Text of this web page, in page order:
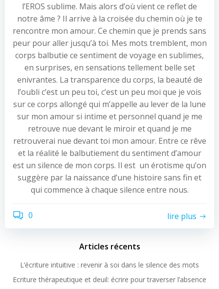
l’EROS sublime. Mais alors d’où vient ce reflet de
notre âme ? Il arrive à la croisée du chemin où je te
rencontre mon amour. Ce chemin que je prends sans
peur pour aller jusqu’à toi. Mes mots tremblent, mon
corps balbutie ce sentiment de voyage en sublimes,
en surprises, en sensations tellement belle set
enivrantes. La transparence du corps, la beauté de
l’oubli c’est un peu toi, c’est un peu moi que je vois
sur ce corps allongé qui m’appelle au lever de la lune
sur mon amour si intime et personnel quand je me
retrouve nue devant le miroir et quand je me
retrouverai nue devant toi mon amour. Entre ce rêve
et la réalité le balbutiement du sentiment d’amour
est un silence de mon corps. Il est un érotisme qu’on
suggère par la naissance d’une histoire sans fin et
qui commence à chaque silence entre nous.
0 lire plus
Articles récents
L’écriture intuitive : revenir à soi dans le silence des mots
Ecriture thérapeutique et deuil: écrire pour traverser l’absence